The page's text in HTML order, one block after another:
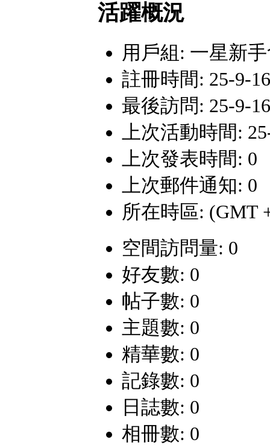
活躍概況
用戶組: 一星新
註冊時間: 25-9-
最後訪問: 25-9-
上次活動時間:
上次發表時間: 0
上次郵件通知: 0
所在時區: (GMT
空間訪問量: 0
好友數: 0
帖子數: 0
主題數: 0
精華數: 0
記錄數: 0
日誌數: 0
相冊數: 0